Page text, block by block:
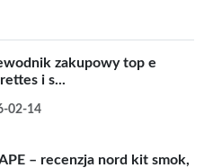
zakupowy top e
i s...
02-14
– recenzja nord kit smok,